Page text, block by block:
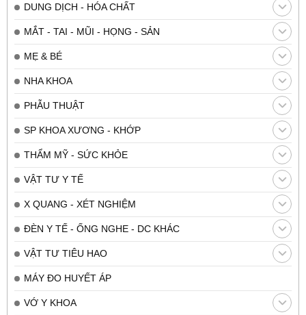
DUNG DỊCH - HÓA CHẤT
MẮT - TAI - MŨI - HỌNG - SẢN
MẸ & BÉ
NHA KHOA
PHẪU THUẬT
SP KHOA XƯƠNG - KHỚP
THẨM MỸ - SỨC KHỎE
VẬT TƯ Y TẾ
X QUANG - XÉT NGHIỆM
ĐÈN Y TẾ - ỐNG NGHE - DC KHÁC
VẬT TƯ TIÊU HAO
MÁY ĐO HUYẾT ÁP
VỚ Y KHOA